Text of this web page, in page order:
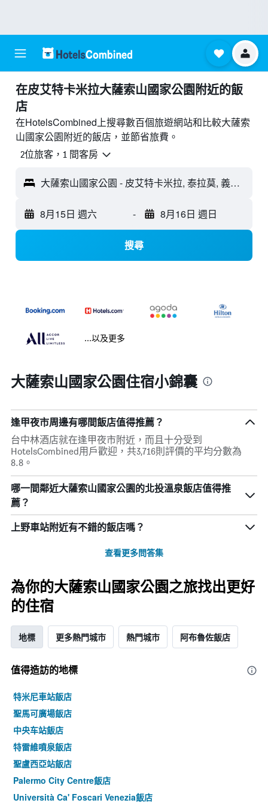
​在皮艾特卡米拉大薩索山國家公園附近​的飯
店
在HotelsCombined上搜尋數百個旅遊網站和比較大薩索
山國家公園附近的飯店，並節省旅費。
2位旅客，1 間客房
大薩索山國家公園 - 皮艾特卡米拉, 泰拉莫, 義大利
8月15日 週六 - 8月16日 週日
搜尋
...以及更多
大薩索山國家公園住宿小錦囊
逢甲夜市周邊有哪間飯店值得推薦？
台中林酒店就在逢甲夜市附近，而且十分受到
HotelsCombined用戶歡迎，共3,716則評價的平均分數為
8.8。
哪一間鄰近大薩索山國家公園的北投溫泉飯店值得推
薦？
上野車站附近有不錯的飯店嗎？
查看更多問答集
為你的大薩索山國家公園之旅找出更好
的住宿
地標 更多熱門城市 熱門城市 阿布魯佐飯店
值得造訪的地標
特米尼車站飯店
聖馬可廣場飯店
中央车站飯店
特雷維噴泉飯店
聖盧西亞站飯店
Palermo City Centre飯店
Università Ca' Foscari Venezia飯店